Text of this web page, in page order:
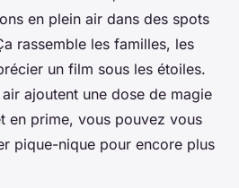
en plein air dans des spots
rassemble les familles, les
un film sous les étoiles.
ajoutent une dose de magie
en prime, vous pouvez vous
pique-nique pour encore plus